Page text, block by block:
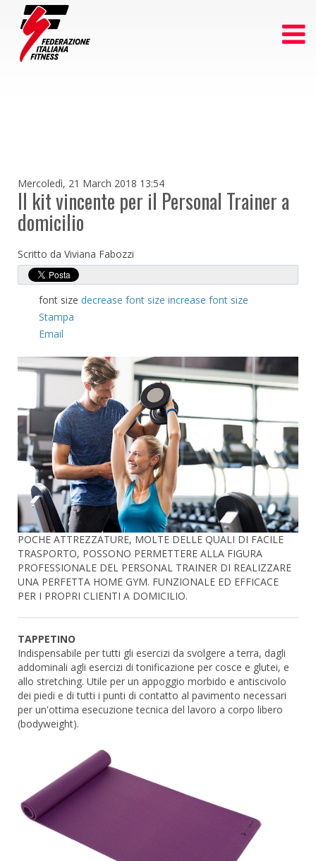
Mercoledì, 21 March 2018 13:54
Il kit vincente per il Personal Trainer a
domicilio
Scritto da Viviana Fabozzi
font size decrease font size increase font size
Stampa
Email
POCHE ATTREZZATURE, MOLTE DELLE QUALI DI FACILE
TRASPORTO, POSSONO PERMETTERE ALLA FIGURA
PROFESSIONALE DEL PERSONAL TRAINER DI REALIZZARE
UNA PERFETTA HOME GYM. FUNZIONALE ED EFFICACE
PER I PROPRI CLIENTI A DOMICILIO.
TAPPETINO
Indispensabile per tutti gli esercizi da svolgere a terra, dagli
addominali agli esercizi di tonificazione per cosce e glutei, e
allo stretching. Utile per un appoggio morbido e antiscivolo
dei piedi e di tutti i punti di contatto al pavimento necessari
per un'ottima esecuzione tecnica del lavoro a corpo libero
(bodyweight).